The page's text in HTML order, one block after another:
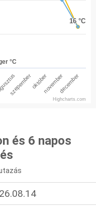
16 °C
16 °C
°C
szepemberoktóbernovemberdecember
Highcharts.com
és 6 napos